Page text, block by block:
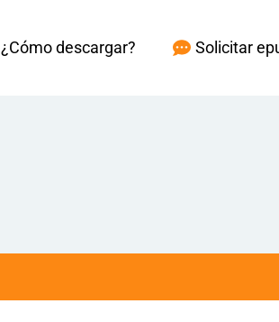
¿Cómo descargar? Solicitar